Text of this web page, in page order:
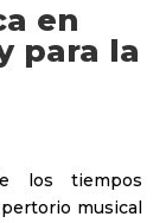
en
para la
los tiempos
musical